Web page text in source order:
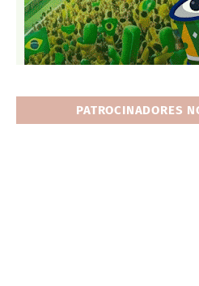
PATROCINADORES